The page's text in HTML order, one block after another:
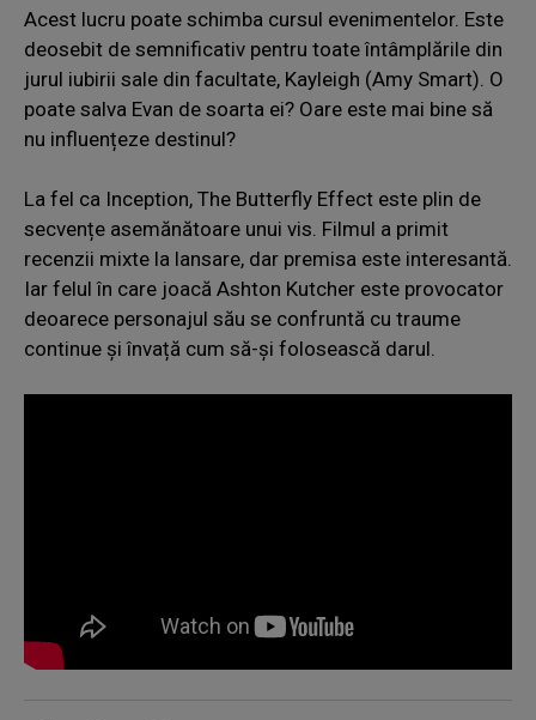
Acest lucru poate schimba cursul evenimentelor. Este
deosebit de semnificativ pentru toate întâmplările din
jurul iubirii sale din facultate, Kayleigh (Amy Smart). O
poate salva Evan de soarta ei? Oare este mai bine să
nu influențeze destinul?
La fel ca Inception, The Butterfly Effect este plin de
secvențe asemănătoare unui vis. Filmul a primit
recenzii mixte la lansare, dar premisa este interesantă.
Iar felul în care joacă Ashton Kutcher este provocator
deoarece personajul său se confruntă cu traume
continue și învață cum să-și folosească darul.